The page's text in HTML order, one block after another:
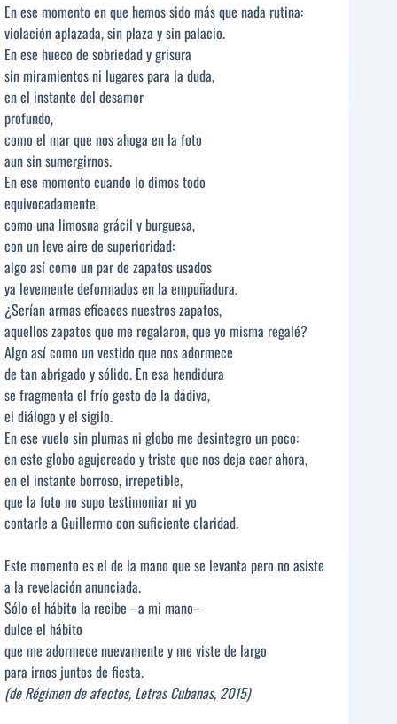
En ese momento en que hemos sido más que nada rutina:
violación aplazada, sin plaza y sin palacio.
En ese hueco de sobriedad y grisura
sin miramientos ni lugares para la duda,
en el instante del desamor
profundo,
como el mar que nos ahoga en la foto
aun sin sumergirnos.
En ese momento cuando lo dimos todo
equivocadamente,
como una limosna grácil y burguesa,
con un leve aire de superioridad:
algo así como un par de zapatos usados
ya levemente deformados en la empuñadura.
¿Serían armas eficaces nuestros zapatos,
aquellos zapatos que me regalaron, que yo misma regalé?
Algo así como un vestido que nos adormece
de tan abrigado y sólido. En esa hendidura
se fragmenta el frío gesto de la dádiva,
el diálogo y el sigilo.
En ese vuelo sin plumas ni globo me desintegro un poco:
en este globo agujereado y triste que nos deja caer ahora,
en el instante borroso, irrepetible,
que la foto no supo testimoniar ni yo
contarle a Guillermo con suficiente claridad.
Este momento es el de la mano que se levanta pero no asiste
a la revelación anunciada.
Sólo el hábito la recibe –a mi mano–
dulce el hábito
que me adormece nuevamente y me viste de largo
para irnos juntos de fiesta.
(de Régimen de afectos, Letras Cubanas, 2015)